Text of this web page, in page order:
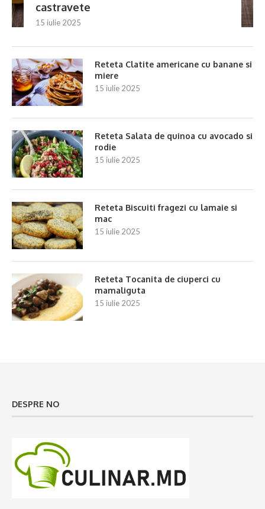
castravete
15 iulie 2025
Reteta Clatite americane cu banane si
miere
15 iulie 2025
Reteta Salata de quinoa cu avocado si
rodie
15 iulie 2025
Reteta Biscuiti fragezi cu lamaie si
mac
15 iulie 2025
Reteta Tocanita de ciuperci cu
mamaliguta
15 iulie 2025
DESPRE NO